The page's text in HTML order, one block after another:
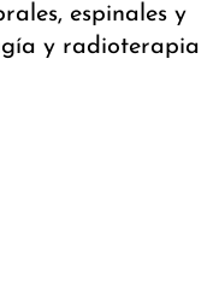
espinales y
y radioterapia